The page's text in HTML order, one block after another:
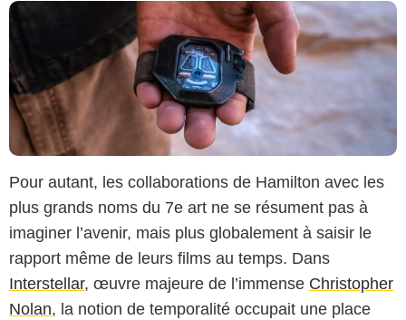
Pour autant, les collaborations de Hamilton avec les
plus grands noms du 7e art ne se résument pas à
imaginer l’avenir, mais plus globalement à saisir le
rapport même de leurs films au temps. Dans
Interstellar, œuvre majeure de l’immense Christopher
Nolan, la notion de temporalité occupait une place